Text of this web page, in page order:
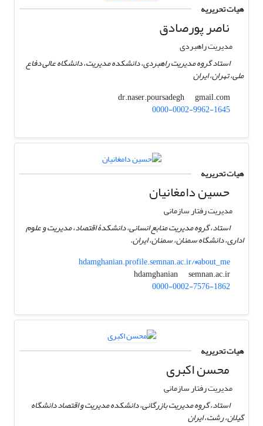
هیات تحریریه
ناصر پورصادق
مدیریت راهبردی
استاد گروه مدیریت راهبردی، دانشکده مدیریت، دانشگاه عالی دفاع
ملی، تهران، ایران
dr.naser.poursadegh
gmail.com
0000-0002-9962-1645
هیات تحریریه
حسین دامغانیان
مدیریت رفتار سازمانی
استاد، گروه مدیریت منابع انسانی، دانشکدۀ اقتصاد، مدیریت و علوم
اداری، دانشگاه سمنان، سمنان، ایران.
hdamghanian.profile.semnan.ac.ir/#about_me
hdamghanian
semnan.ac.ir
0000-0002-7576-1862
هیات تحریریه
محسن اکبری
مدیریت رفتار سازمانی
استاد، گروه مدیریت بازرگانی، دانشکده مدیریت و اقتصاد دانشگاه
گیلان، رشت، ایران